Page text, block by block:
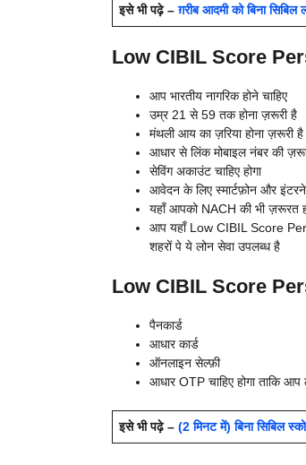
इसे भी पढ़े –ग़रीब आदमी को बिना
Low CIBIL Score
आप भारतीय नागरिक होने चाहिए
उम्र 21 से 59 तक होना ज़रूरी है
मंथली आय का ज़रिया होना ज़रूरी है
आधार से लिंक मोबाइल नंबर की
सेविंग अकाउंट चाहिए होगा
आवेदन के लिए स्मार्टफ़ोन और
यहाँ आपको NACH की भी ज़रूरत
आप यहाँ Low CIBIL Score
शहरों पे ये लोन सेवा उपलब्ध है
Low CIBIL Score
पैनकार्ड
आधार कार्ड
ऑनलाइन सेल्फ़ी
आधार OTP चाहिए होगा ताकि
इसे भी पढ़े – (2 मिनट में) बिना सिबिल